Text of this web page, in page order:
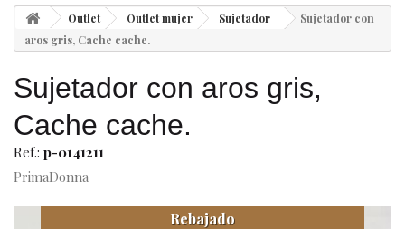
Nueva colección
Sujetadores
Bragas
Outlet Outlet mujer Sujetador
Sujetador con
aros gris, Cache cache.
Sujetador con aros gris,
Cache cache.
Ref.: p-0141211
PrimaDonna
Rebajado